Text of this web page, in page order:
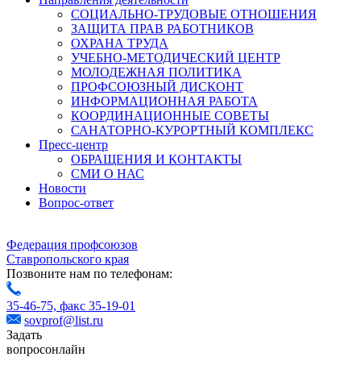
СОЦИАЛЬНО-ТРУДОВЫЕ ОТНОШЕНИЯ
ЗАЩИТА ПРАВ РАБОТНИКОВ
ОХРАНА ТРУДА
УЧЕБНО-МЕТОДИЧЕСКИЙ ЦЕНТР
МОЛОДЕЖНАЯ ПОЛИТИКА
ПРОФСОЮЗНЫЙ ДИСКОНТ
ИНФОРМАЦИОННАЯ РАБОТА
КООРДИНАЦИОННЫЕ СОВЕТЫ
САНАТОРНО-КУРОРТНЫЙ КОМПЛЕКС
Пресс-центр
ОБРАЩЕНИЯ И КОНТАКТЫ
СМИ О НАС
Новости
Вопрос-ответ
Федерация профсоюзов
Ставропольского края
Позвоните нам по телефонам:
35-46-75, факс 35-19-01
sovprof@list.ru
Задать
вопросонлайн